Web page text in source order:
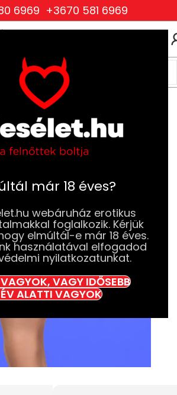
már 18 éves?
webáruház erotikus
foglalkozik. Kérjük
elmúltál-e már 18 éves.
használatával elfogadod
nyilatkozatunkat.
VAGYOK, VAGY IDŐSEBB
ALATTI VAGYOK
6969 +3670 581 6969
és Jobb Szexuális Élmény